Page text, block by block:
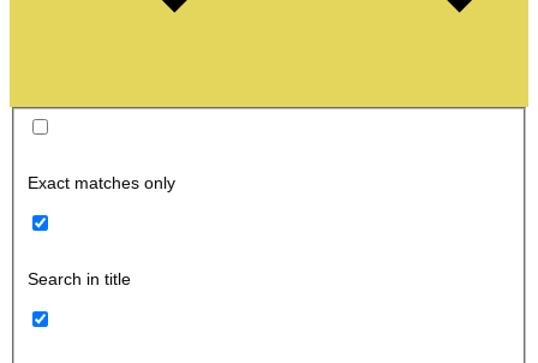
Exact matches only
Search in title